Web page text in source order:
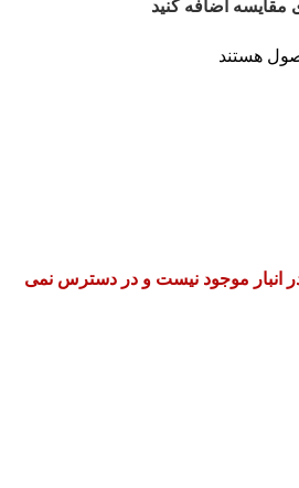
مقایسه اضافه کنید
هستند
انبار موجود نیست و در دسترس نمی